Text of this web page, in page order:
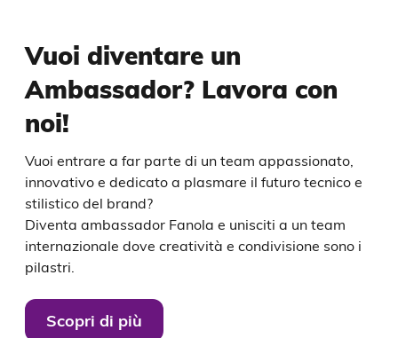
Vuoi diventare un
Ambassador? Lavora con
noi!
Vuoi entrare a far parte di un team appassionato,
innovativo e dedicato a plasmare il futuro tecnico e
stilistico del brand?
Diventa ambassador Fanola e unisciti a un team
internazionale dove creatività e condivisione sono i
pilastri.
Scopri di più